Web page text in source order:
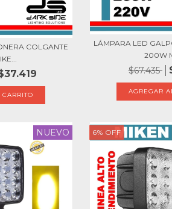
COLGANTE
LÁMPARA LED
200W
$67.435
NUEVO 6% OFF